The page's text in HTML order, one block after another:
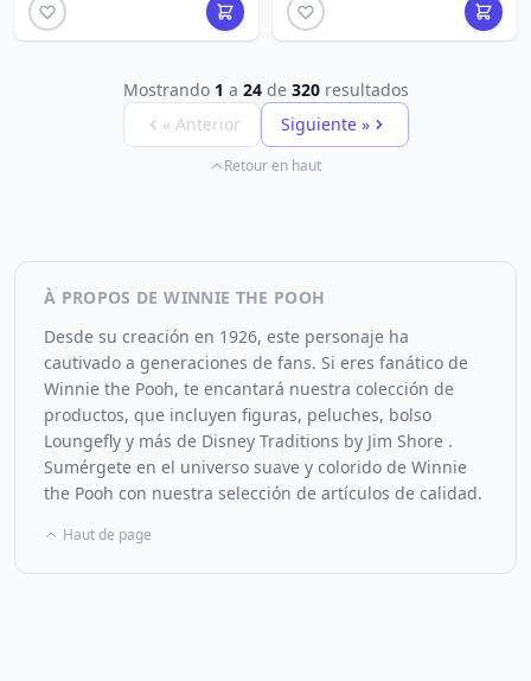
Mostrando 1 a 24de 320resultados
« Anterior
Siguiente »
Retour en haut
À PROPOS DE WINNIE THE POOH
Desde su creación en 1926, este personaje ha
cautivado a generaciones de fans. Si eres fanático de
Winnie the Pooh, te encantará nuestra colección de
productos, que incluyen figuras, peluches, bolso
Loungefly y más de Disney Traditions by Jim Shore .
Sumérgete en el universo suave y colorido de Winnie
the Pooh con nuestra selección de artículos de calidad.
Haut de page